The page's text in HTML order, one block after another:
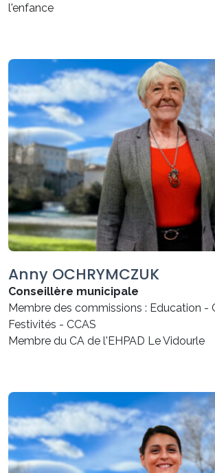
l'enfance
Anny OCHRYMCZUK
Conseillère municipale
Membre des commissions : Education -
Festivités - CCAS
Membre du CA de l'EHPAD Le Vidourle